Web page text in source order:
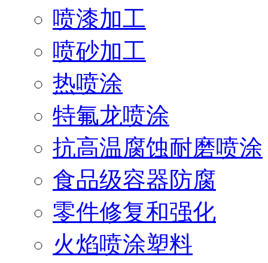
喷漆加工
喷砂加工
热喷涂
特氟龙喷涂
抗高温腐蚀耐磨喷涂
食品级容器防腐
零件修复和强化
火焰喷涂塑料